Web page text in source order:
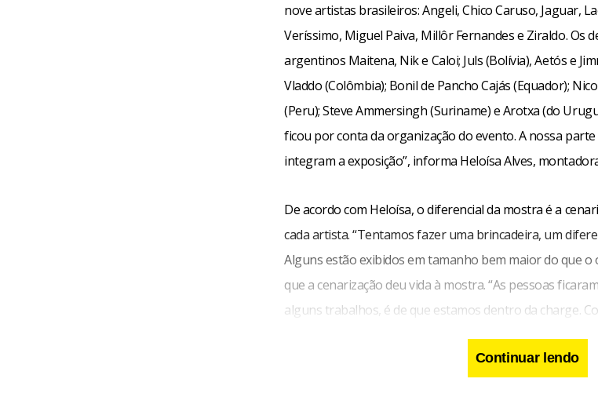
nove artistas brasileiros: Angeli, Chico Caruso, Jaguar,
Veríssimo, Miguel Paiva, Millôr Fernandes e Ziraldo. Os
argentinos Maitena, Nik e Caloi; Juls (Bolívia), Aetós e
Vladdo (Colômbia); Bonil de Pancho Cajás (Equador);
(Peru); Steve Ammersingh (Suriname) e Arotxa (do
ficou por conta da organização do evento. A nossa
integram a exposição”, informa Heloísa Alves,
De acordo com Heloísa, o diferencial da mostra é a
cada artista. “Tentamos fazer uma brincadeira, um
Alguns estão exibidos em tamanho bem maior do que o
que a cenarização deu vida à mostra. “As pessoas
alguns trabalhos, é de que estamos dentro da charge.
maior interação com o público”. A montadora lembra
parte gráfica das obras e, ao mesmo tempo, de se
Continuar lendo